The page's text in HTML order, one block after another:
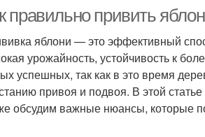
при прививке Помощь
правильно привить
яблони — это эффективный
урожайность, устойчивость к
успешных, так как в это время
привоя и подвоя. В этой
обсудим важные нюансы, которые